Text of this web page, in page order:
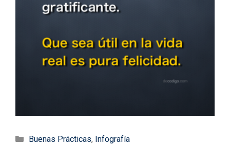
Categorías
Buenas Prácticas, Infografía